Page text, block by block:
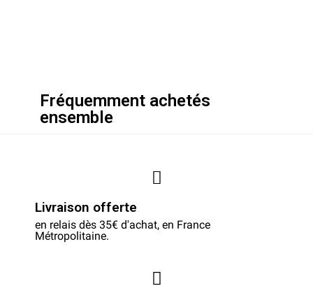
Fréquemment achetés
ensemble
Livraison offerte
en relais dès 35€ d'achat, en France
Métropolitaine.